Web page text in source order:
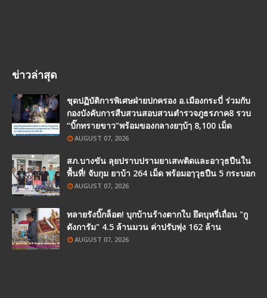
ข่าวล่าสุด
ชุดปฏิบัติการพิเศษฝ่ายปกครอง อ.เมืองกระบี่ ร่วมกับ
กองบังคับการสืบสวนสอบสวนตำรวจภูธรภาค8 รวบ
“บิ๊กทรายขาว”พร้อมของกลางยๅบ้ๅ 8,100 เม็ด
AUGUST 07, 2026
สภ.บางขัน ลุยปราบปรามยาเสwติดและอาวุธปืนใน
พื้นที่! จับกุม ยาบ้า 264 เม็ด พร้อมอๅวุธปืน 5 กระบอก
AUGUST 07, 2026
ทลายรังบิ๊กล็อต! บุกบ้านร้างตากใบ ยึดบุหรี่เถื่อน "กู
ดังการัม" 4.5 ล้านมวน ค่าปรับพุ่ง 162 ล้าน
AUGUST 07, 2026